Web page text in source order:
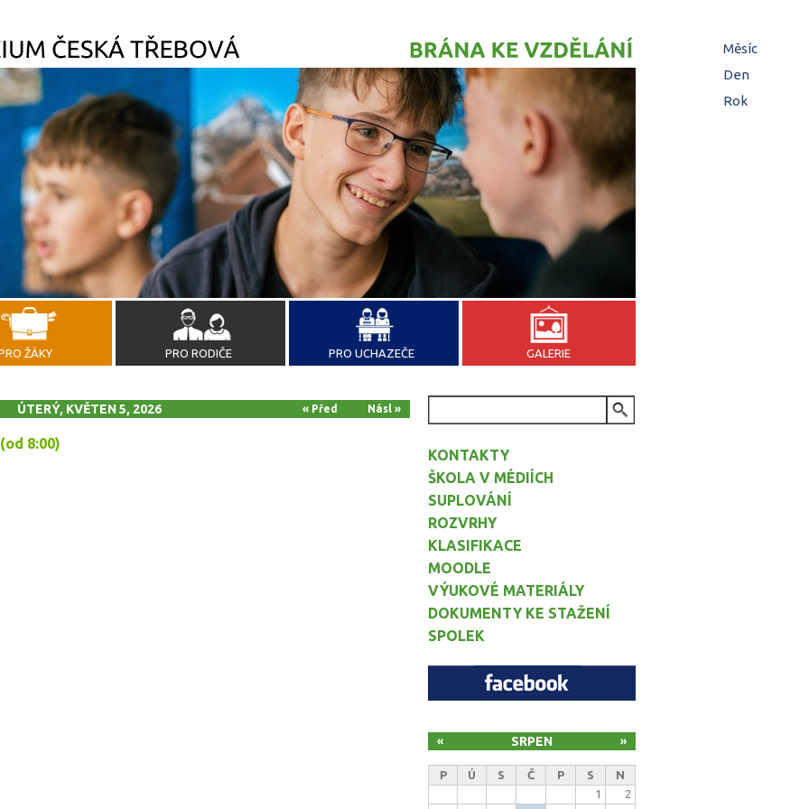
ŽÁKY PRO RODIČE PRO UCHAZEČE GALERIE
ÚTERÝ, KVĚTEN 5, 2026 « Před Násl »
8:00)
KONTAKTY
ŠKOLA V MÉDIÍCH
SUPLOVÁNÍ
ROZVRHY
KLASIFIKACE
MOODLE
VÝUKOVÉ MATERIÁLY
DOKUMENTY KE STAŽENÍ
SPOLEK
SRPEN
« »
P Ú S Č P S
N
1
2
Měsíc
Den(aktivní
Rok